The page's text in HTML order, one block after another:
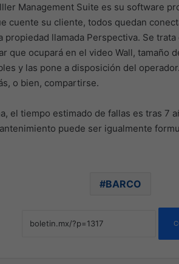
Management Suite es su software
cuente su cliente, todos quedan
propiedad llamada Perspectiva. Se
que ocupará en el video Wall, tamaño
y las pone a disposición del
o bien, compartirse.
el tiempo estimado de fallas es tras 7
puede ser igualmente
BARCO